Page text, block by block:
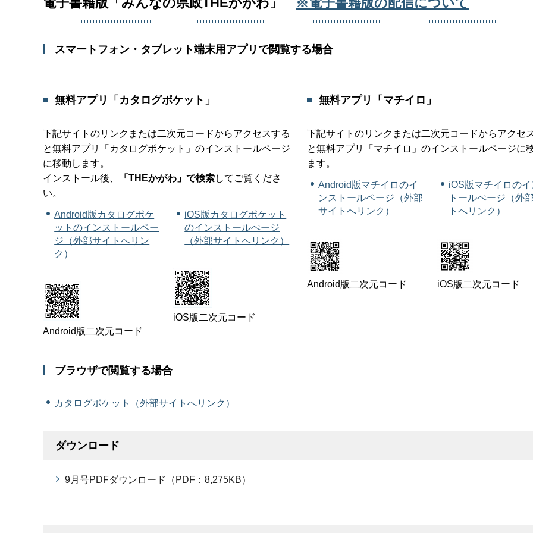
スマートフォン・タブレット端末用アプリで閲覧する場合
無料アプリ「カタログポケット」
下記サイトのリンクまたは二次元コードからアクセスする
と無料アプリ「カタログポケット」のインストールページ
に移動します。
インストール後、
「THEかがわ」で検索してご覧くださ
い。
Android版カタログポケ
ットのインストールペー
ジ（外部サイトへリン
ク）
Android版二次元コード
iOS版カタログポケット
のインストールぺージ
（外部サイトへリンク）
iOS版二次元コード
無料アプリ「マチイロ」
下記サイトのリンクまたは二次元コードからアクセ
と無料アプリ「マチイロ」のインストールページに
ます。
Android版マチイロのイ
ンストールページ（外部
サイトへリンク）
Android版二次元コード
iOS版マチイロのイ
トールぺージ（外
トへリンク）
iOS版二次元コード
ブラウザで閲覧する場合
カタログポケット（外部サイトへリンク）
ダウンロード
9月号PDFダウンロード（PDF：8,275KB）